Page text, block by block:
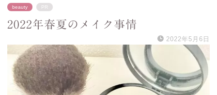
beauty PR
2022年春夏のメイク事情
2022年5月6日